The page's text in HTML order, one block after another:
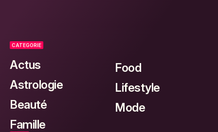
CATEGORIE
Actus
Astrologie
Beauté
Famille
Food
Lifestyle
Mode